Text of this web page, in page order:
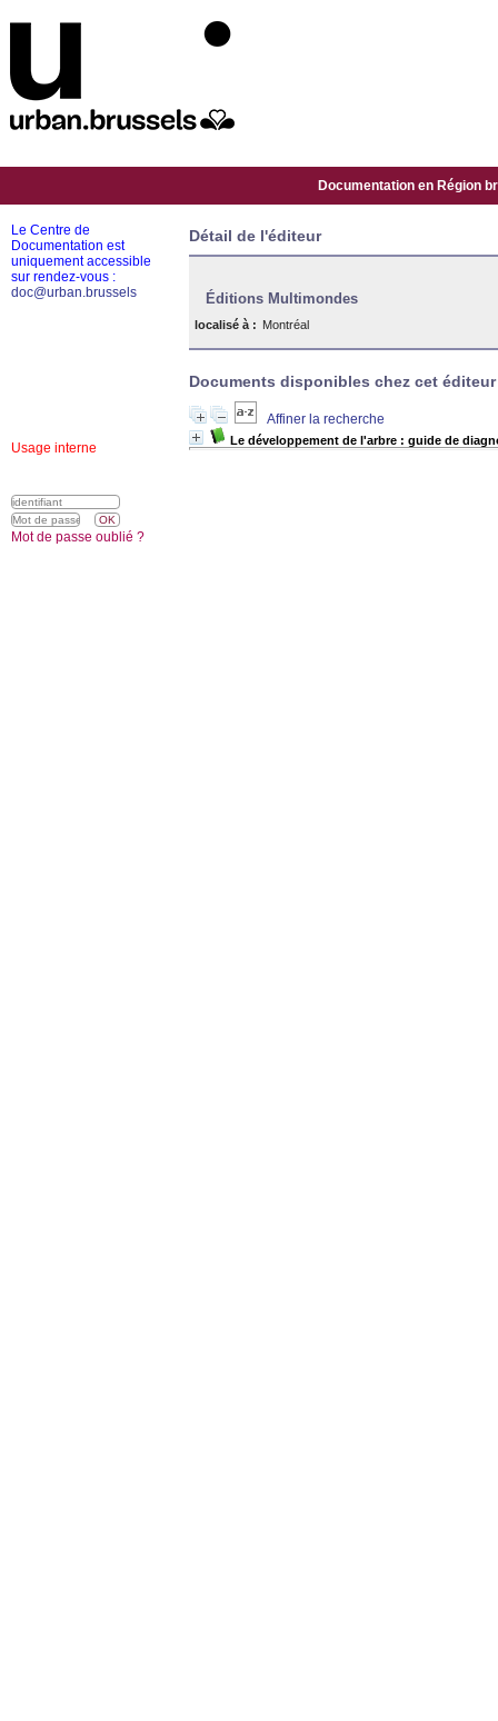
Documentation en Région
Détail de l'éditeur
Éditions Multimondes
localisé à : Montréal
Documents disponibles chez cet éditeur
Affiner la recherche
Le développement de l'arbre : guide de
Le Centre de
Documentation est
uniquement accessible
sur rendez-vous :
doc@urban.brussels
Usage interne
Mot de passe oublié ?